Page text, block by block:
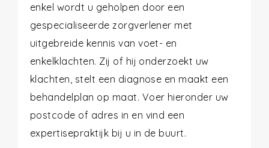
enkel wordt u geholpen door een
gespecialiseerde zorgverlener met
uitgebreide kennis van voet- en
enkelklachten. Zij of hij onderzoekt uw
klachten, stelt een diagnose en maakt een
behandelplan op maat. Voer hieronder uw
postcode of adres in en vind een
expertisepraktijk bij u in de buurt.